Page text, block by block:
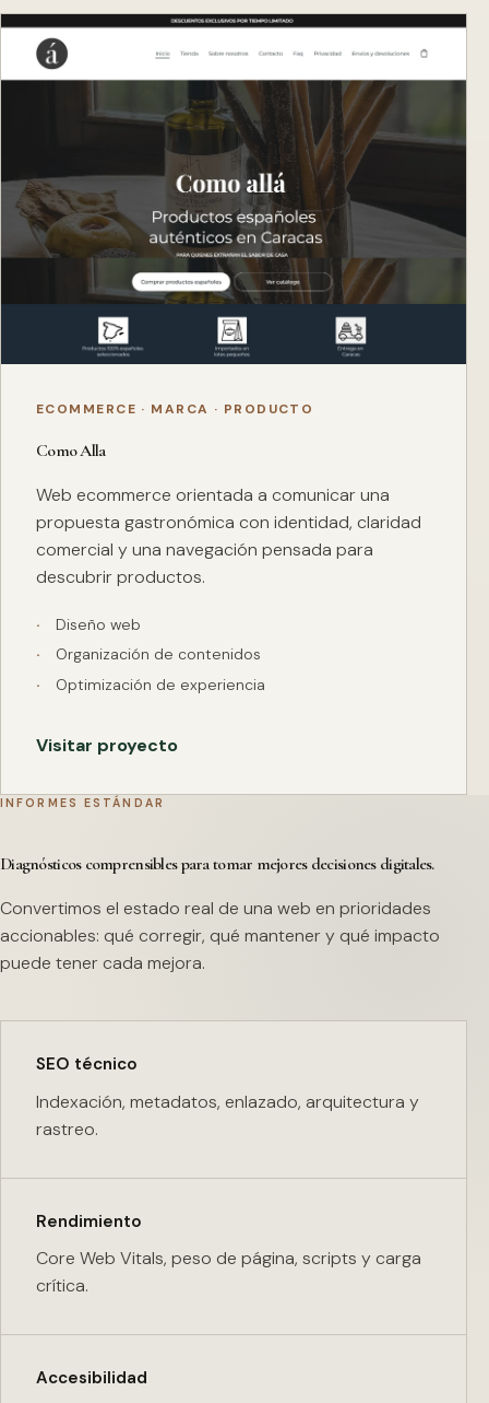
ECOMMERCE · MARCA · PRODUCTO
Como Alla
Web ecommerce orientada a comunicar una
propuesta gastronómica con identidad, claridad
comercial y una navegación pensada para
descubrir productos.
Diseño web
Organización de contenidos
Optimización de experiencia
Visitar proyecto
INFORMES ESTÁNDAR
Diagnósticos comprensibles para tomar mejores decisiones digitales.
Convertimos el estado real de una web en prioridades
accionables: qué corregir, qué mantener y qué impacto
puede tener cada mejora.
SEO técnico
Indexación, metadatos, enlazado, arquitectura y
rastreo.
Rendimiento
Core Web Vitals, peso de página, scripts y carga
crítica.
Accesibilidad